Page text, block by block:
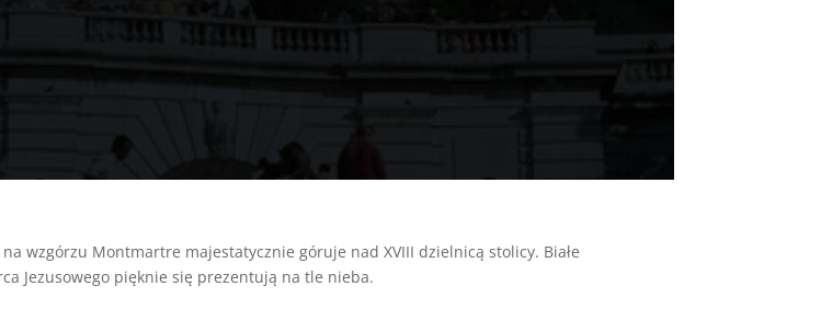
wzgórzu Montmartre majestatycznie góruje nad XVIII dzielnicą stolicy. Białe
Jezusowego pięknie się prezentują na tle nieba.